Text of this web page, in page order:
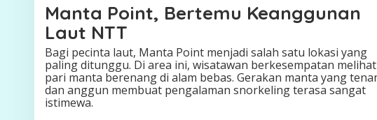
Manta Point, Bertemu Keanggunan
Laut NTT
Bagi pecinta laut, Manta Point menjadi salah satu lokasi yang
paling ditunggu. Di area ini, wisatawan berkesempatan melihat
pari manta berenang di alam bebas. Gerakan manta yang
dan anggun membuat pengalaman snorkeling terasa sangat
istimewa.